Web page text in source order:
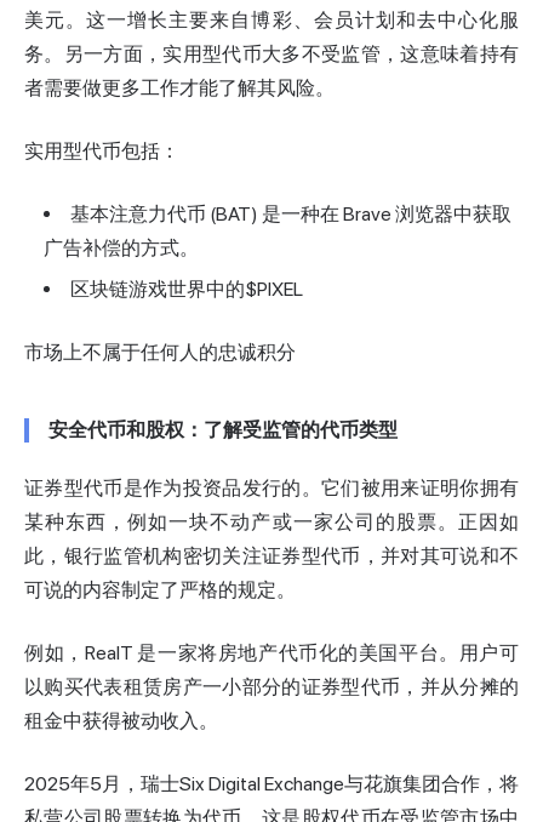
美元。这一增长主要来自博彩、会员计划和去中心化服
务。另一方面，实用型代币大多不受监管，这意味着持有
者需要做更多工作才能了解其风险。
实用型代币包括：
基本注意力代币 (BAT) 是一种在 Brave 浏览器中获取
广告补偿的方式。
区块链游戏世界中的$PIXEL
市场上不属于任何人的忠诚积分
安全代币和股权：了解受监管的代币类型
证券型代币是作为投资品发行的。它们被用来证明你拥有
某种东西，例如一块不动产或一家公司的股票。正因如
此，银行监管机构密切关注证券型代币，并对其可说和不
可说的内容制定了严格的规定。
例如，RealT 是一家将房地产代币化的美国平台。用户可
以购买代表租赁房产一小部分的证券型代币，并从分摊的
租金中获得被动收入。
2025年5月，瑞士Six Digital Exchange与花旗集团合作，将